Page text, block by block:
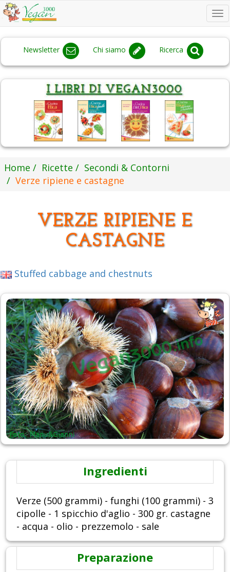
Newsletter Chi siamo Ricerca
Home Ricette
Secondi & Contorni
Verze ripiene e castagne
VERZE RIPIENE E
CASTAGNE
Stuffed cabbage and chestnuts
Ingredienti
Verze (500 grammi) - funghi (100 grammi) - 3
cipolle - 1 spicchio d'aglio - 300 gr. castagne
- acqua - olio - prezzemolo - sale
Preparazione